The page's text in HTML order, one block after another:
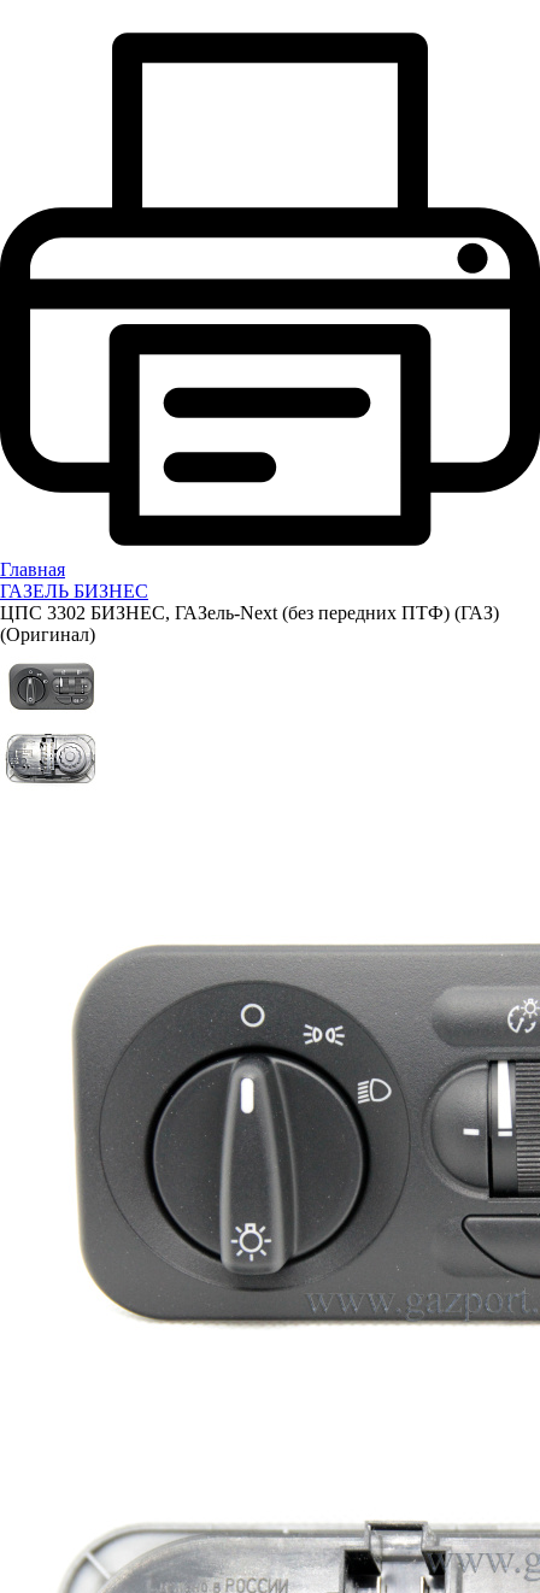
Главная
ГАЗЕЛЬ БИЗНЕС
ЦПС 3302 БИЗНЕС, ГАЗель-Next (без передних ПТФ) (ГАЗ)
(Оригинал)